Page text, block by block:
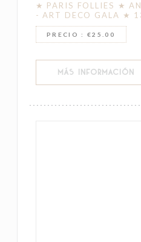
★ PARIS FOLLIES ★
- ART DECO GALA ★
PRECIO : €25.00
MÁS INFORMACIÓN